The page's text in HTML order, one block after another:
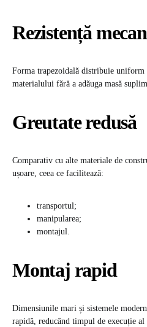
Rezistență
Forma trapezoidală distribuie uniform
materialului fără a adăuga masă
Greutate redusă
Comparativ cu alte materiale de
ușoare, ceea ce facilitează:
transportul;
manipularea;
montajul.
Montaj rapid
Dimensiunile mari și sistemele
rapidă, reducând timpul de execuție